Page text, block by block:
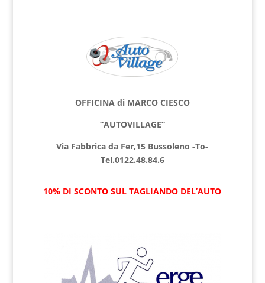
OFFICINA di MARCO CIESCO
“AUTOVILLAGE”
Via Fabbrica da Fer,15 Bussoleno -To-
Tel.0122.48.84.6
10% DI SCONTO SUL TAGLIANDO DEL’AUTO